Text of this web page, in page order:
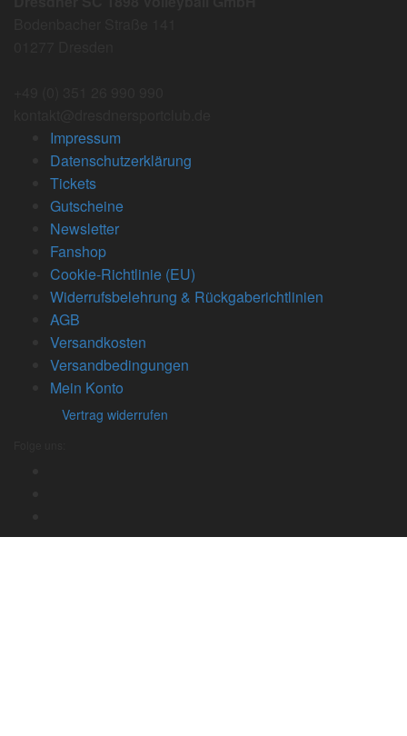
Impressum
Datenschutzerklärung
Tickets
Gutscheine
Newsletter
Fanshop
Cookie-Richtlinie (EU)
Widerrufsbelehrung & Rückgaberichtlinien
AGB
Versandkosten
Versandbedingungen
Mein Konto
Vertrag widerrufen